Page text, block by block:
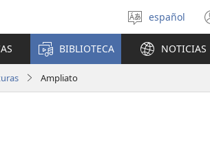
Seleccionar
idioma
español
BIBLIOTECA NOTICIAS
Ampliato